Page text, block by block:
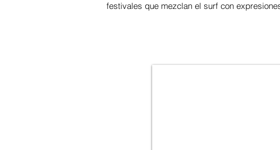
festivales que mezclan el surf con